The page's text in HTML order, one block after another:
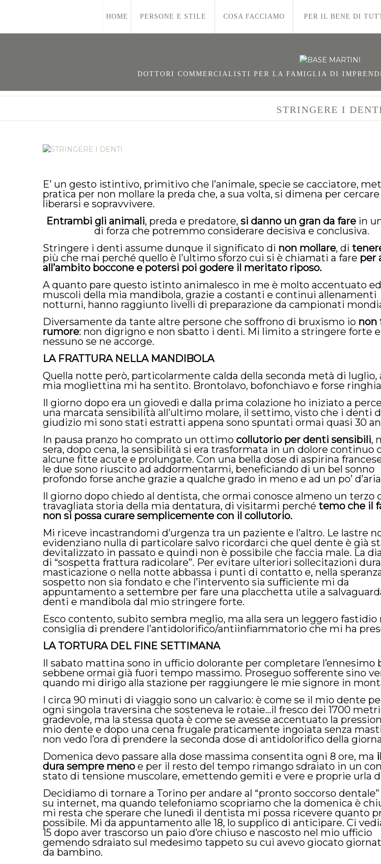
HOME PERSONE E STILE COSA FACCIAMO PER IL BENE DI
DOTTORI COMMERCIALISTI PER LA FAMIGLIA DI
STRINGERE I
E’ un gesto istintivo, primitivo che l’animale, specie se cacciatore,
pratica per non mollare la preda che, a sua volta, si dimena per
liberarsi e sopravvivere.
Entrambi gli animali, preda e predatore, si danno un gran da fare in
di forza che potremmo considerare decisiva e conclusiva.
Stringere i denti assume dunque il significato di non mollare, di
più che mai perché quello è l’ultimo sforzo cui si è chiamati a fare per
all’ambito boccone e potersi poi godere il meritato riposo.
A quanto pare questo istinto animalesco in me è molto accentuato
muscoli della mia mandibola, grazie a costanti e continui allenamenti
notturni, hanno raggiunto livelli di preparazione da campionati
Diversamente da tante altre persone che soffrono di bruxismo io non
rumore: non digrigno e non sbatto i denti. Mi limito a stringere forte e
nessuno se ne accorge.
LA FRATTURA NELLA MANDIBOLA
Quella notte però, particolarmente calda della seconda metà di luglio,
mia mogliettina mi ha sentito. Brontolavo, bofonchiavo e forse
Il giorno dopo era un giovedì e dalla prima colazione ho iniziato a
una marcata sensibilità all’ultimo molare, il settimo, visto che i denti
giudizio mi sono stati estratti appena sono spuntati ormai quasi 30
In pausa pranzo ho comprato un ottimo collutorio per denti sensibili,
sera, dopo cena, la sensibilità si era trasformata in un dolore continuo
alcune fitte acute e prolungate. Con una bella dose di aspirina
le due sono riuscito ad addormentarmi, beneficiando di un bel sonno
profondo forse anche grazie a qualche grado in meno e ad un po’
Il giorno dopo chiedo al dentista, che ormai conosce almeno un terzo
travagliata storia della mia dentatura, di visitarmi perché temo che il
non si possa curare semplicemente con il collutorio.
Mi riceve incastrandomi d’urgenza tra un paziente e l’altro. Le lastre
evidenziano nulla di particolare salvo ricordarci che quel dente è già
devitalizzato in passato e quindi non è possibile che faccia male. La
di “sospetta frattura radicolare”. Per evitare ulteriori sollecitazioni
masticazione o nella notte abbassa i punti di contatto e, nella
sospetto non sia fondato e che l’intervento sia sufficiente mi da
appuntamento a settembre per fare una placchetta utile a
denti e mandibola dal mio stringere forte.
Esco contento, subito sembra meglio, ma alla sera un leggero fastidio
consiglia di prendere l’antidolorifico/antiinfiammatorio che mi ha
LA TORTURA DEL FINE SETTIMANA
Il sabato mattina sono in ufficio dolorante per completare l’ennesimo
sebbene ormai già fuori tempo massimo. Proseguo sofferente sino
quando mi dirigo alla stazione per raggiungere le mie signore in
I circa 90 minuti di viaggio sono un calvario: è come se il mio dente
ogni singola traversina che sosteneva le rotaie…il fresco dei 1700
gradevole, ma la stessa quota è come se avesse accentuato la
mio dente e dopo una cena frugale praticamente ingoiata senza
non vedo l’ora di prendere la seconda dose di antidolorifico della
Domenica devo passare alla dose massima consentita ogni 8 ore, ma
dura sempre meno e per il resto del tempo rimango sdraiato in un
stato di tensione muscolare, emettendo gemiti e vere e proprie urla
Decidiamo di tornare a Torino per andare al “pronto soccorso
su internet, ma quando telefoniamo scopriamo che la domenica è
mi resta che sperare che lunedì il dentista mi possa ricevere quanto
possibile. Mi da appuntamento alle 18, lo supplico di anticipare. Ci
15 dopo aver trascorso un paio d’ore chiuso e nascosto nel mio ufficio
gemendo sdraiato sul medesimo tappeto su cui avevo giocato
da bambino.